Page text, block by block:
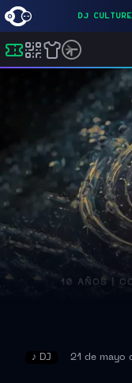
DJ CULTURE
♪ DJ 21 de mayo